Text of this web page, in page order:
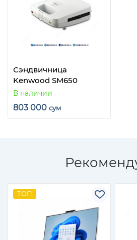
Сэндвичница
Kenwood SM650
В наличии
803 000 сум
ТОП